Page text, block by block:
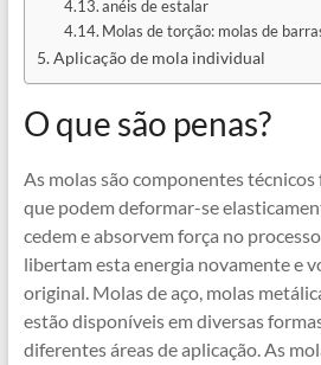
anéis de estalar
Molas de torção: molas de
Aplicação de mola individual
O que são penas?
As molas são componentes técnicos
que podem deformar-se
cedem e absorvem força no
libertam esta energia novamente e
original. Molas de aço, molas
estão disponíveis em diversas
diferentes áreas de aplicação. As